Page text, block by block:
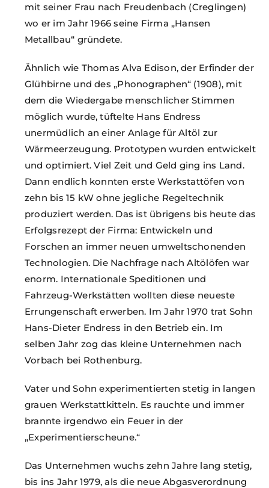
mit seiner Frau nach Freudenbach (Creglingen)
wo er im Jahr 1966 seine Firma „Hansen
Metallbau“ gründete.
Ähnlich wie Thomas Alva Edison, der Erfinder der
Glühbirne und des „Phonographen“ (1908), mit
dem die Wiedergabe menschlicher Stimmen
möglich wurde, tüftelte Hans Endress
unermüdlich an einer Anlage für Altöl zur
Wärmeerzeugung. Prototypen wurden entwickelt
und optimiert. Viel Zeit und Geld ging ins Land.
Dann endlich konnten erste Werkstattöfen von
zehn bis 15 kW ohne jegliche Regeltechnik
produziert werden. Das ist übrigens bis heute das
Erfolgsrezept der Firma: Entwickeln und
Forschen an immer neuen umweltschonenden
Technologien. Die Nachfrage nach Altölöfen war
enorm. Internationale Speditionen und
Fahrzeug-Werkstätten wollten diese neueste
Errungenschaft erwerben. Im Jahr 1970 trat Sohn
Hans-Dieter Endress in den Betrieb ein. Im
selben Jahr zog das kleine Unternehmen nach
Vorbach bei Rothenburg.
Vater und Sohn experimentierten stetig in langen
grauen Werkstattkitteln. Es rauchte und immer
brannte irgendwo ein Feuer in der
„Experimentierscheune.“
Das Unternehmen wuchs zehn Jahre lang stetig,
bis ins Jahr 1979, als die neue Abgasverordnung